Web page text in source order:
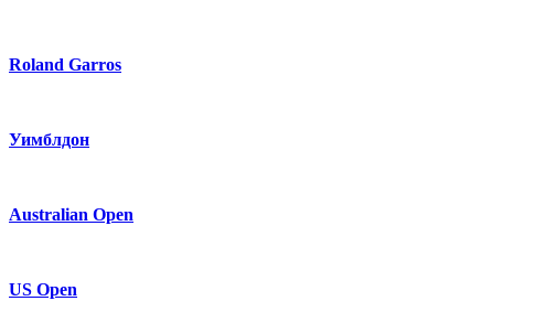
Roland Garros
Уимблдон
Australian Open
US Open